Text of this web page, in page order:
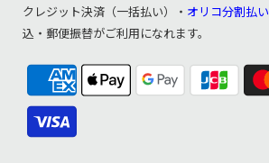
クレジット決済（一括払い）・ オリコ分割払い
込・郵便振替がご利用になれます。